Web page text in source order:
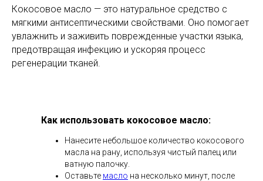
Кокосовое масло — это натуральное средство с
мягкими антисептическими свойствами. Оно помогает
увлажнить и заживить поврежденные участки языка,
предотвращая инфекцию и ускоряя процесс
регенерации тканей.
Как использовать кокосовое масло:
Нанесите небольшое количество кокосового
масла на рану, используя чистый палец или
ватную палочку.
Оставьте масло на несколько минут, после